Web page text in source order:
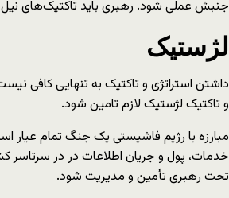
جنبش عملی شود. رهبری باید تاکتیک‌های
لژستیک
داشتن استراتژی و تاکتیک به تنهایی کافی
و تاکتیک لژستیک لازم تامین شود.
مبارزه با رژیم فاشیستی یک جنگ تمام عیار
خدمات، پول و جریان اطلاعات در در سرتاسر
تحت رهبری تأمین و مدیریت شود.